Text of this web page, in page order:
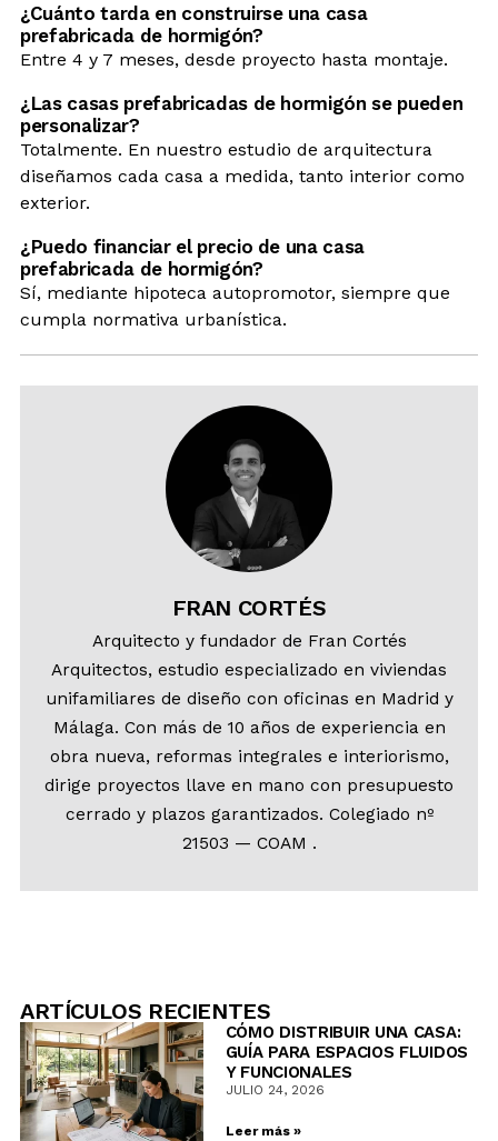
¿Cuánto tarda en construirse una casa
prefabricada de hormigón?
Entre 4 y 7 meses, desde proyecto hasta montaje.
¿Las casas prefabricadas de hormigón se pueden
personalizar?
Totalmente. En nuestro estudio de arquitectura
diseñamos cada casa a medida, tanto interior como
exterior.
¿Puedo financiar el precio de una casa
prefabricada de hormigón?
Sí, mediante hipoteca autopromotor, siempre que
cumpla normativa urbanística.
FRAN CORTÉS
Arquitecto y fundador de Fran Cortés
Arquitectos, estudio especializado en viviendas
unifamiliares de diseño con oficinas en Madrid y
Málaga. Con más de 10 años de experiencia en
obra nueva, reformas integrales e interiorismo,
dirige proyectos llave en mano con presupuesto
cerrado y plazos garantizados. Colegiado nº
21503 — COAM .
ARTÍCULOS RECIENTES
CÓMO DISTRIBUIR UNA CASA:
GUÍA PARA ESPACIOS FLUIDOS
Y FUNCIONALES
JULIO 24, 2026
Leer más »